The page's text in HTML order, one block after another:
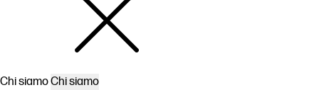
Chi siamoChi siamo